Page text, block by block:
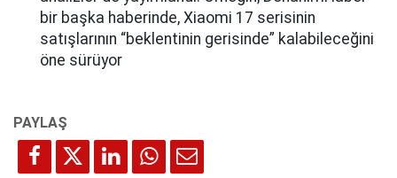
bir başka haberinde, Xiaomi 17 serisinin
satışlarının “beklentinin gerisinde” kalabileceğini
öne sürüyor